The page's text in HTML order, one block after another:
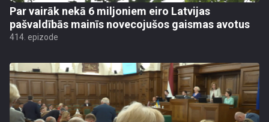
Par vairāk nekā 6 miljoniem eiro Latvijas
pašvaldībās mainīs novecojušos gaismas avotus
414. epizode